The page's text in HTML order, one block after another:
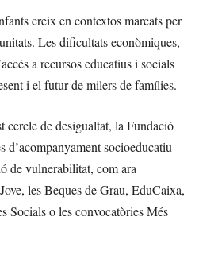
creix en contextos marcats per
Les dificultats econòmiques,
a recursos educatius i socials
i el futur de milers de famílies.
cercle de desigualtat, la Fundació
d’acompanyament socioeducatiu
de vulnerabilitat, com ara
les Beques de Grau, EduCaixa,
Socials o les convocatòries Més